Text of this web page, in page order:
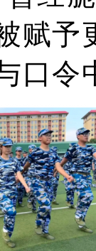
赋予
口令